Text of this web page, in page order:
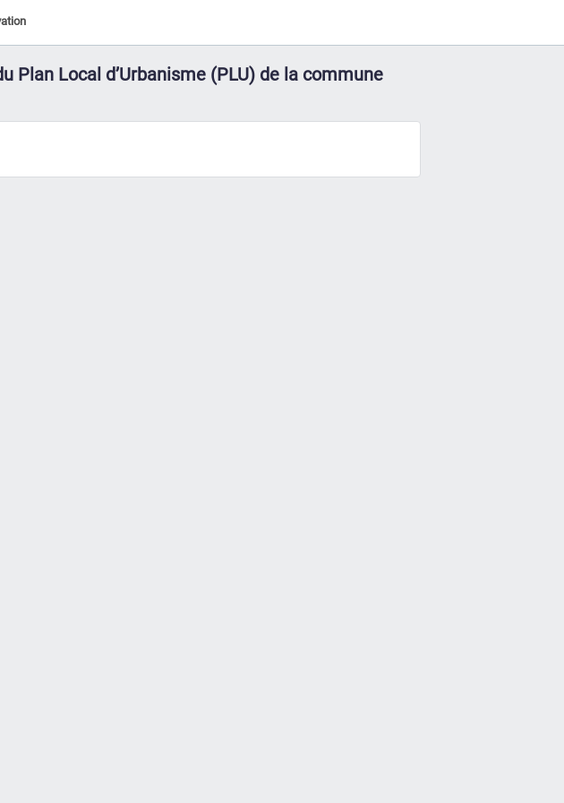
Local d’Urbanisme (PLU) de la commune